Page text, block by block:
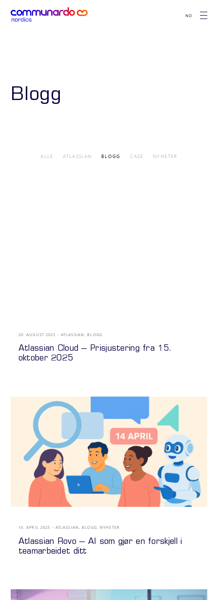
NO
Blogg
ALLE ATLASSIAN BLOGG CASE NYHETER
20. AUGUST 2025 ATLASSIAN ,BLOGG
Atlassian Cloud – Prisjustering fra 15.
oktober 2025
10. APRIL 2025 ATLASSIAN,BLOGG,NYHETER
Atlassian Rovo – AI som gjør en forskjell i
teamarbeidet ditt